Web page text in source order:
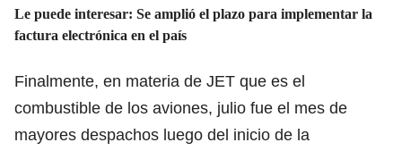
Le puede interesar: Se amplió el plazo para implementar la
factura electrónica en el país
Finalmente, en materia de JET que es el
combustible de los aviones, julio fue el mes de
mayores despachos luego del inicio de la